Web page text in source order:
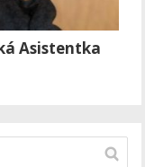
Asistentka